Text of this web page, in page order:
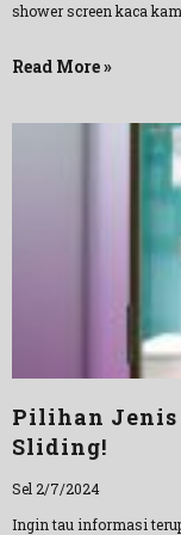
shower screen kaca
Read More »
Pilihan Jenis
Sliding!
Sel 2/7/2024
Ingin tau informasi